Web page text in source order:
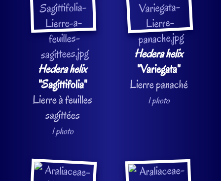
Hedera helix
"Sagittifolia"
Lierre à feuilles
sagittées
1 photo
Hedera helix
"Variegata"
Lierre panaché
1 photo